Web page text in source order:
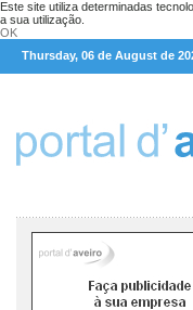
Este site utiliza determinadas
a sua utilização.
OK
Thursday, 06 de August de